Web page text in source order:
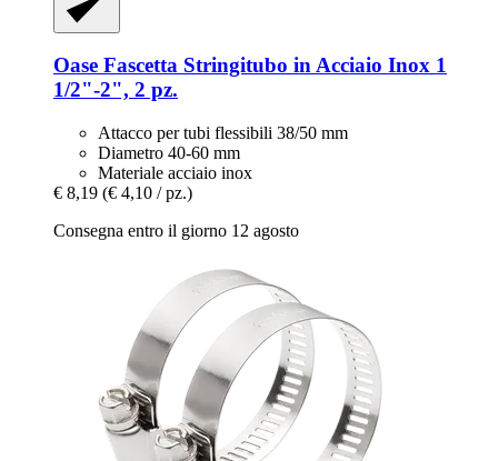
Oase Fascetta Stringitubo in Acciaio Inox 1
1/2"-​2", 2 pz.
Attacco per tubi flessibili 38/50 mm
Diametro 40-60 mm
Materiale acciaio inox
€ 8,19 (€ 4,10 / pz.)
Consegna entro il giorno 12 agosto